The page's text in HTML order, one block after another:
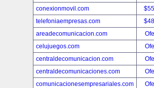
conexionmovil.com
telefoniaempresas.com
areadecomunicacion.com
celujuegos.com
centraldecomunicacion.com
centraldecomunicaciones.com
comunicacionesempresariales.com